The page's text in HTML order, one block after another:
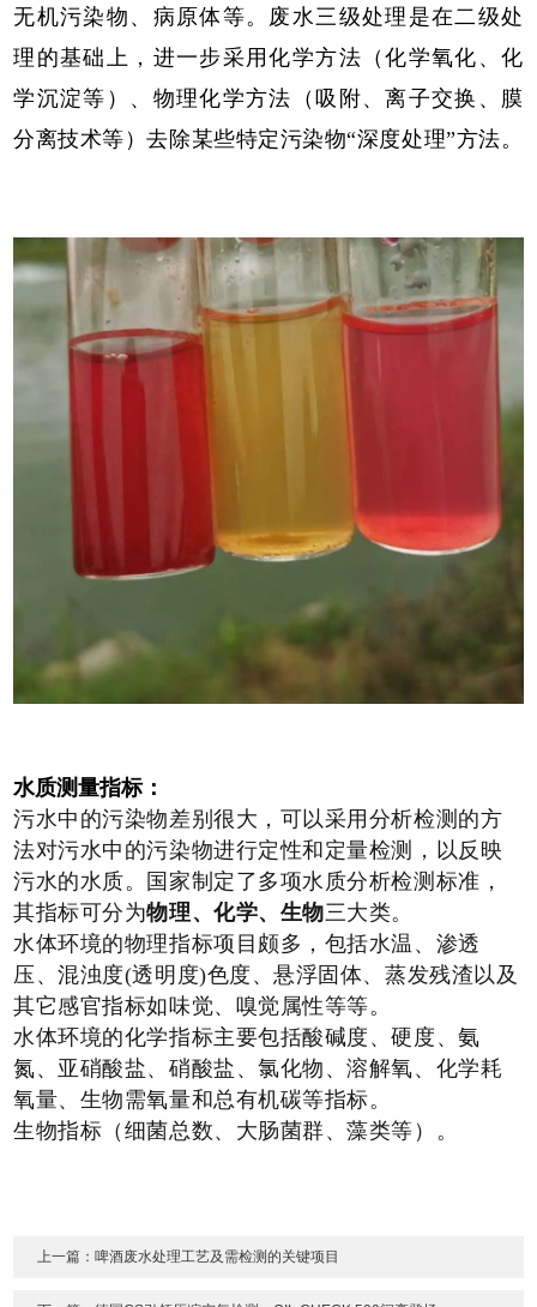
无机污染物、病原体等。废水三级处理是在二级处
理的基础上，进一步采用化学方法（化学氧化、化
学沉淀等）、物理化学方法（吸附、离子交换、膜
分离技术等）去除某些特定污染物“深度处理”方法。
水质测量指标：
污水中的污染物差别很大，可以采用分析检测的方
法对污水中的污染物进行定性和定量检测，以反映
污水的水质。国家制定了多项水质分析检测标准，
其指标可分为物理、化学、生物三大类。
水体环境的物理指标项目颇多，包括水温、渗透
压、混浊度(透明度)色度、悬浮固体、蒸发残渣以及
其它感官指标如味觉、嗅觉属性等等。
水体环境的化学指标主要包括酸碱度、硬度、氨
氮、亚硝酸盐、硝酸盐、氯化物、溶解氧、化学耗
氧量、生物需氧量和总有机碳等指标。
生物指标（细菌总数、大肠菌群、藻类等）。
上一篇：啤酒废水处理工艺及需检测的关键项目